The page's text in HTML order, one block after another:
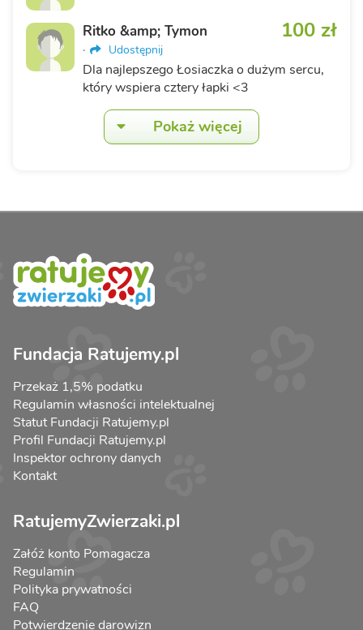
100 zł
Ritko &amp; Tymon
· Udostępnij
Dla najlepszego Łosiaczka o dużym sercu,
który wspiera cztery łapki <3
Pokaż więcej
Fundacja Ratujemy.pl
Przekaż 1,5% podatku
Regulamin własności intelektualnej
Statut Fundacji Ratujemy.pl
Profil Fundacji Ratujemy.pl
Inspektor ochrony danych
Kontakt
RatujemyZwierzaki.pl
Załóż konto Pomagacza
Regulamin
Polityka prywatności
FAQ
Potwierdzenie darowizn